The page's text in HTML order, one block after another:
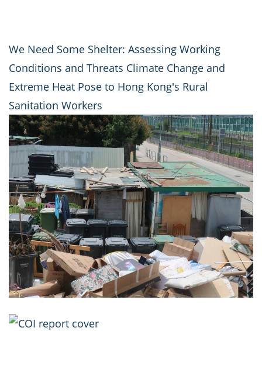
We Need Some Shelter: Assessing Working
Conditions and Threats Climate Change and
Extreme Heat Pose to Hong Kong's Rural
Sanitation Workers